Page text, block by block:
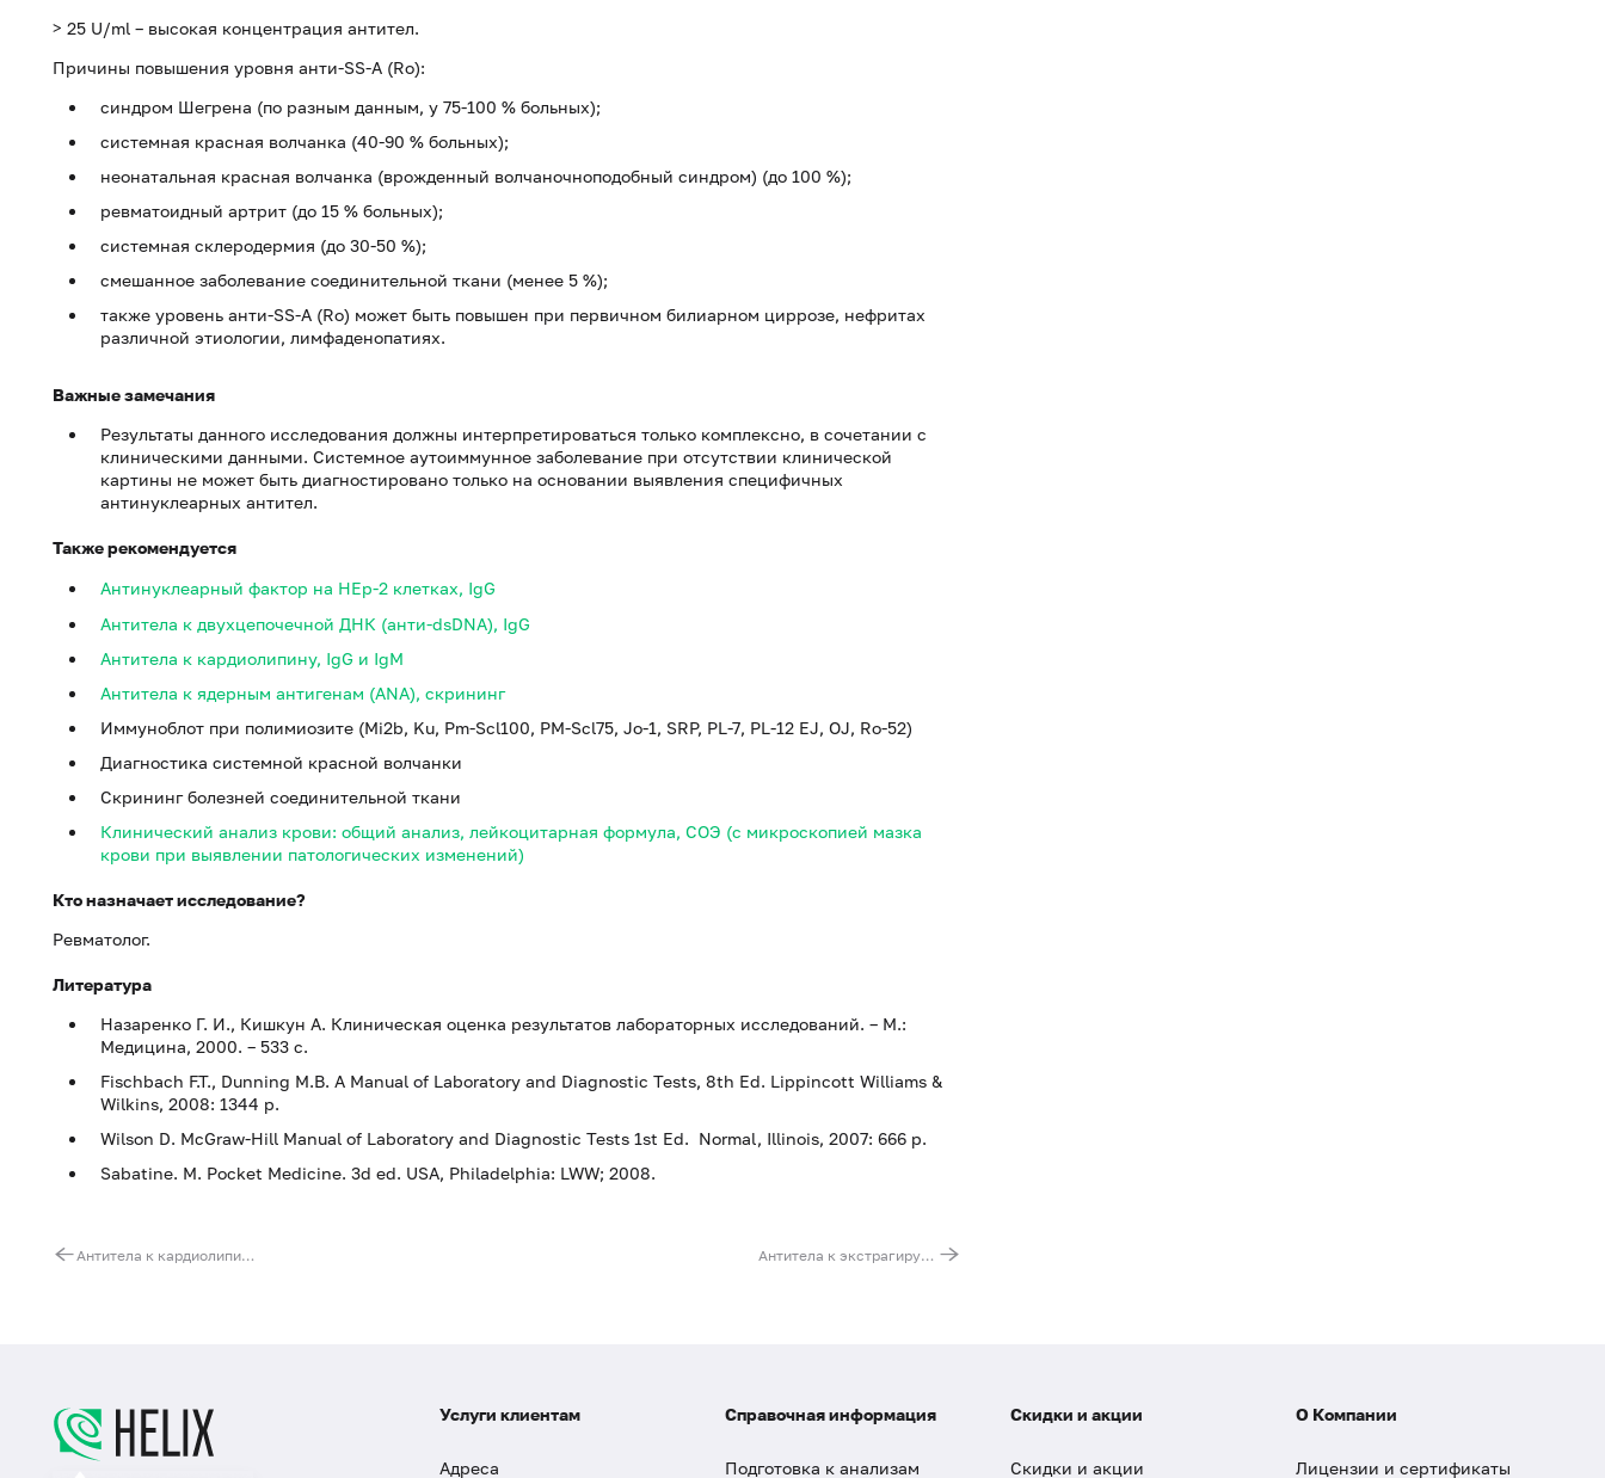
> 25 U/ml – высокая концентрация антител.
Причины повышения уровня анти-SS-A (Ro):
синдром Шегрена (по разным данным, у 75-100 % больных);
системная красная волчанка (40-90 % больных);
неонатальная красная волчанка (врожденный волчаночноподобный синдром) (до 100 %);
ревматоидный артрит (до 15 % больных);
системная склеродермия (до 30-50 %);
смешанное заболевание соединительной ткани (менее 5 %);
также уровень анти-SS-A (Ro) может быть повышен при первичном билиарном циррозе, нефритах
различной этиологии, лимфаденопатиях.
Важные замечания
Результаты данного исследования должны интерпретироваться только комплексно, в сочетании с
клиническими данными. Системное аутоиммунное заболевание при отсутствии клинической
картины не может быть диагностировано только на основании выявления специфичных
антинуклеарных антител.
Также рекомендуется
Антинуклеарный фактор на HEp-2 клетках, IgG
Антитела к двухцепочечной ДНК (анти-dsDNA), IgG
Антитела к кардиолипину, IgG и IgM
Антитела к ядерным антигенам (ANA), скрининг
Иммуноблот при полимиозите (Мi2b, Ku, Pm-Scl100, PM-Scl75, Jo-1, SRP, PL-7, PL-12 EJ, OJ, Ro-52)
Диагностика системной красной волчанки
Скрининг болезней соединительной ткани
Клинический анализ крови: общий анализ, лейкоцитарная формула, СОЭ (с микроскопией мазка
крови при выявлении патологических изменений)
Кто назначает исследование?
Ревматолог.
Литература
Назаренко Г. И., Кишкун А. Клиническая оценка результатов лабораторных исследований. – М.:
Медицина, 2000. – 533 с.
Fischbach F.T., Dunning M.B. A Manual of Laboratory and Diagnostic Tests, 8th Ed. Lippincott Williams &
Wilkins, 2008: 1344 p.
Wilson D. McGraw-Hill Manual of Laboratory and Diagnostic Tests 1st Ed. Normal, Illinois, 2007: 666 p.
Sabatine. M. Pocket Medicine. 3d ed. USA, Philadelphia: LWW; 2008.
Антитела к кардиолипину, IgA Антитела к экстрагируемым ядерным антигенам RNP/Sm
Услуги клиентам
Адреса
Справочная информация
Подготовка к анализам
Скидки и акции
Скидки и акции
О Компании
Лицензии и сертификаты